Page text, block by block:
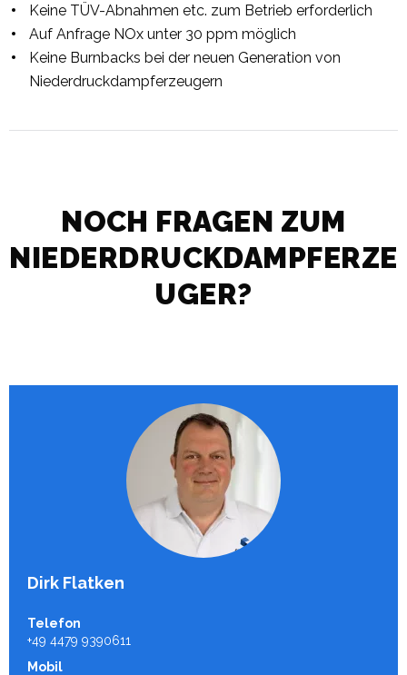
Keine TÜV-Abnahmen etc. zum Betrieb erforderlich
Auf Anfrage NOx unter 30 ppm möglich
Keine Burnbacks bei der neuen Generation von
Niederdruckdampferzeugern
NOCH FRAGEN ZUM
NIEDERDRUCKDAMPFERZE
UGER?
Dirk Flatken
Telefon
+49 4479 9390611
Mobil